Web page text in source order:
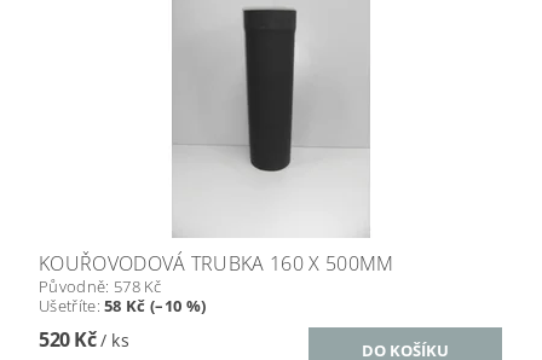
KOUŘOVODOVÁ TRUBKA 160 X 500MM
Původně: 578 Kč
Ušetříte:58 Kč (–10 %)
520 Kč/ ks